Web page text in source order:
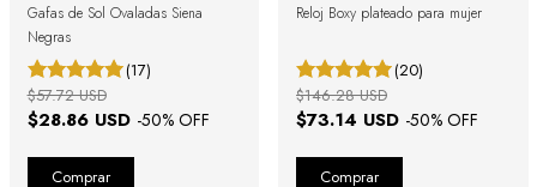
Gafas de Sol Ovaladas Siena
Negras
(17)
$28.86 USD -50% OFF
$57.72 USD
Reloj Boxy plateado para mujer
(20)
$73.14 USD -50% OFF
$146.28 USD